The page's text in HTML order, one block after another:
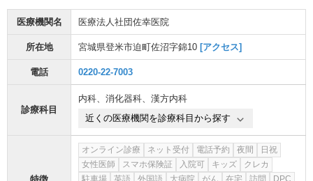
医療機関名 医療法人社団佐幸医院
所在地 宮城県登米市迫町佐沼字錦10 [アクセス]
電話 0220-22-7003
診療科目
内科、 消化器科、 漢方内科
近くの医療機関を診療科目から探す
オンライン診療 ネット受付 電話予約 夜間
日祝
女性医師
スマホ保険証 入院可 キッズ
クレカ
駐車場
英語 外国語 大病院 がん 在宅 訪問
DPC